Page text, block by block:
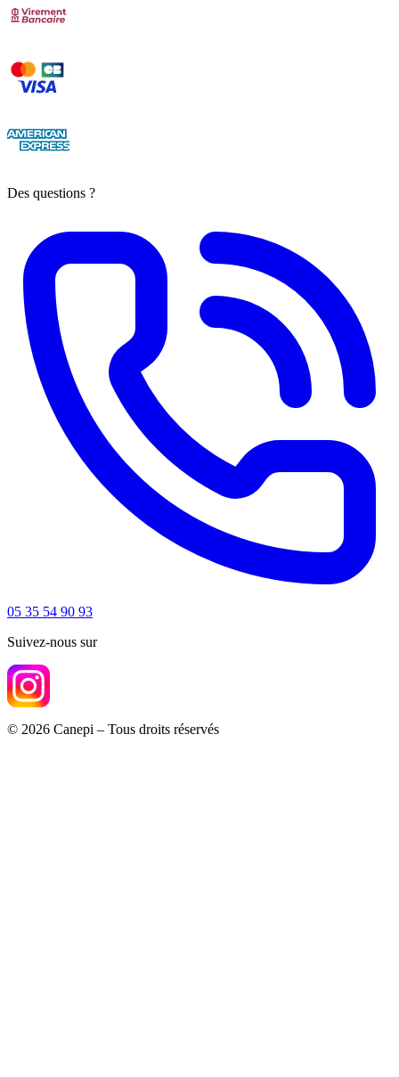
Des questions ?
05 35 54 90 93
Suivez-nous sur
© 2026 Canepi – Tous droits réservés